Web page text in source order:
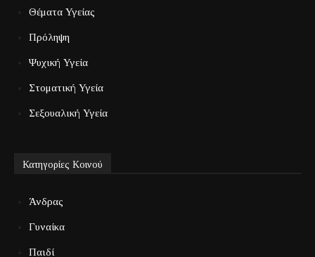
Θέματα Υγείας
Πρόληψη
Ψυχική Υγεία
Στοματική Υγεία
Σεξουαλική Υγεία
Κατηγορίες Κοινού
Άνδρας
Γυναίκα
Παιδί